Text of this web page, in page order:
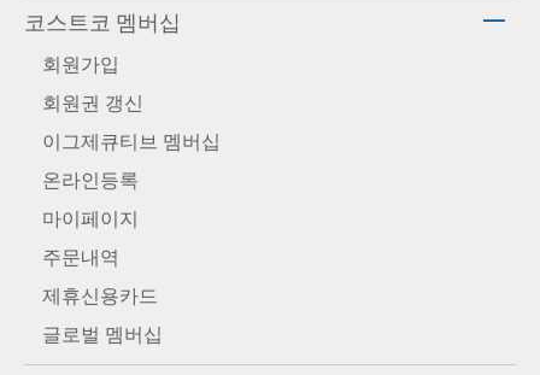
코스트코 멤버십
회원가입
회원권 갱신
이그제큐티브 멤버십
온라인등록
마이페이지
주문내역
제휴신용카드
글로벌 멤버십